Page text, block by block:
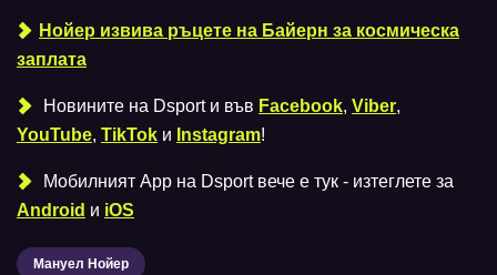
Нойер извива ръцете на Байерн за космическа
заплата
Новините на Dsport и във Facebook, Viber,
YouTube, TikTok и Instagram!
Мобилният Аpp на Dsport вече е тук - изтеглете за
Android и iOS
Мануел Нойер